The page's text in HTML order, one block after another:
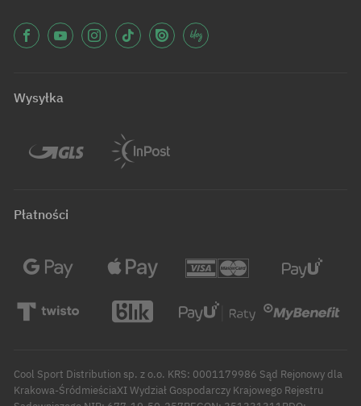
Wysyłka
Płatności
Cool Sport Distribution sp. z o.o. KRS: 0001179986 Sąd Rejonowy dla
Krakowa-ŚródmieściaXI Wydział Gospodarczy Krajowego Rejestru